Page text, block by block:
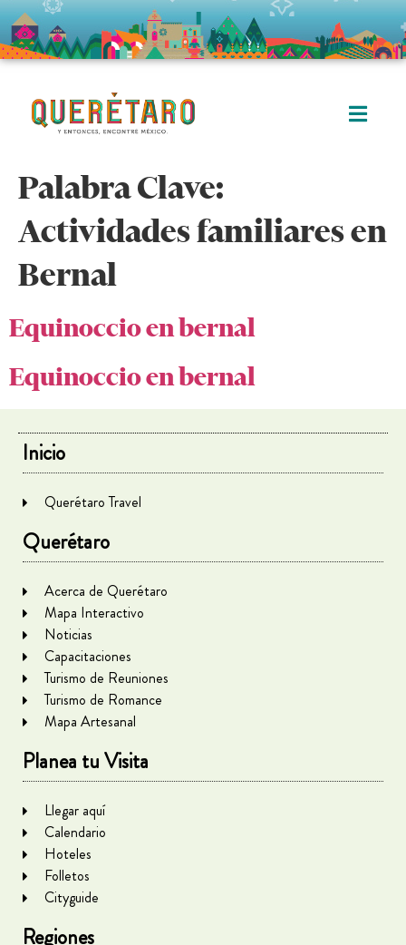
Palabra Clave:
Actividades familiares en
Bernal
Equinoccio en bernal
Equinoccio en bernal
Inicio
Querétaro Travel
Querétaro
Acerca de Querétaro
Mapa Interactivo
Noticias
Capacitaciones
Turismo de Reuniones
Turismo de Romance
Mapa Artesanal
Planea tu Visita
Llegar aquí
Calendario
Hoteles
Folletos
Cityguide
Regiones